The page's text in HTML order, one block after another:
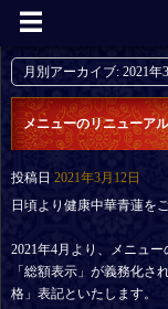
月別アーカイブ: 2021年
メニューのリニューア
投稿日 2021年3月12日
日頃より健康中華青蓮を
2021年4月より、メニュ
「総額表示」が義務化さ
格」表記といたします。